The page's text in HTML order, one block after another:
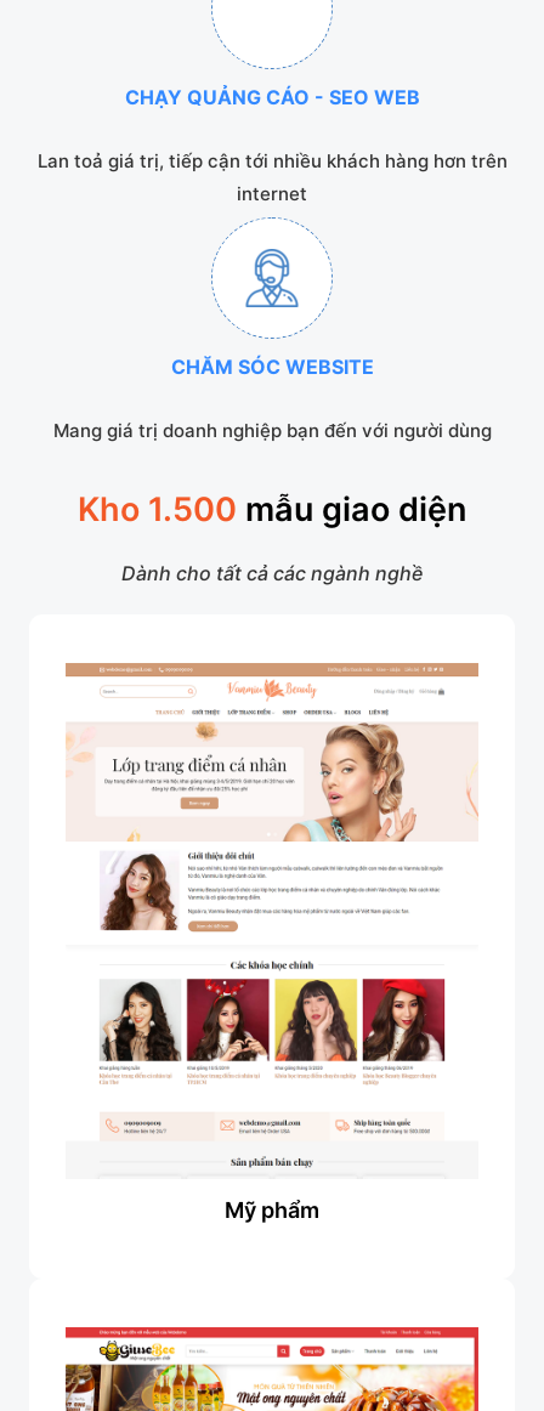
CHẠY QUẢNG CÁO - SEO WEB
Lan toả giá trị, tiếp cận tới nhiều khách hàng hơn trên
internet
CHĂM SÓC WEBSITE
Mang giá trị doanh nghiệp bạn đến với người dùng
Kho 1.500 mẫu giao diện
Dành cho tất cả các ngành nghề
Mỹ phẩm